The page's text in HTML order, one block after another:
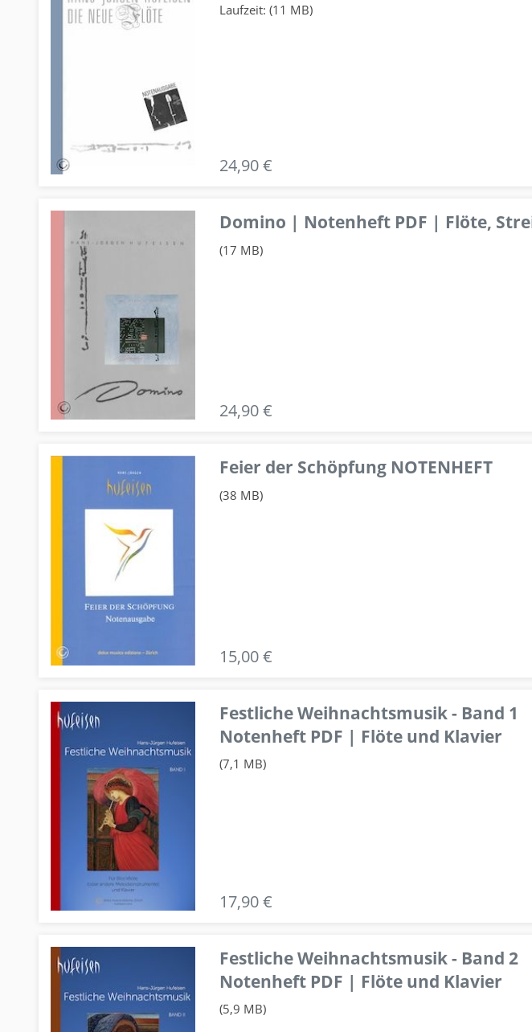
Laufzeit: (11 MB)
24,90 €
Domino | Notenheft PDF | Flöte,
(17 MB)
24,90 €
Feier der Schöpfung NOTENHEFT
(38 MB)
15,00 €
Festliche Weihnachtsmusik - Band 1
Notenheft PDF | Flöte und Klavier
(7,1 MB)
17,90 €
Festliche Weihnachtsmusik - Band 2
Notenheft PDF | Flöte und Klavier
(5,9 MB)